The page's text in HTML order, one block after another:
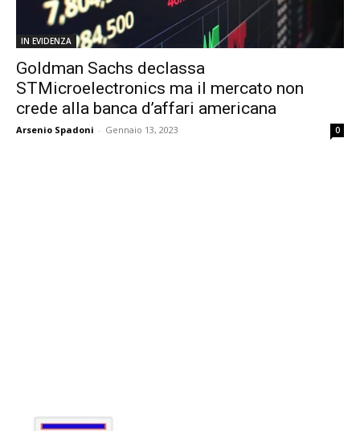
IN EVIDENZA
Goldman Sachs declassa
STMicroelectronics ma il mercato non
crede alla banca d’affari americana
Arsenio Spadoni - Gennaio 13, 2023 0